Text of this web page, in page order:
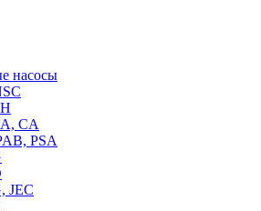
насосы
CA
PSA
JEC